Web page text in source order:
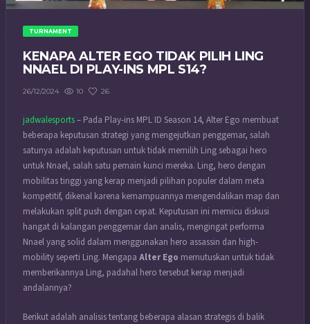
TURNAMENT
KENAPA ALTER EGO TIDAK PILIH LING
NNAEL DI PLAY-INS MPL S14?
26/12/2024 10 26
jadwalesports– Pada Play-ins MPL ID Season 14, Alter Ego membuat
beberapa keputusan strategi yang mengejutkan penggemar, salah
satunya adalah keputusan untuk tidak memilih Ling sebagai hero
untuk Nnael, salah satu pemain kunci mereka. Ling, hero dengan
mobilitas tinggi yang kerap menjadi pilihan populer dalam meta
kompetitif, dikenal karena kemampuannya mengendalikan map dan
melakukan split push dengan cepat. Keputusan ini memicu diskusi
hangat di kalangan penggemar dan analis, mengingat performa
Nnael yang solid dalam menggunakan hero assassin dan high-
mobility seperti Ling. Mengapa Alter Ego memutuskan untuk tidak
memberikannya Ling, padahal hero tersebut kerap menjadi
andalannya?
Berikut adalah analisis tentang beberapa alasan strategis di balik